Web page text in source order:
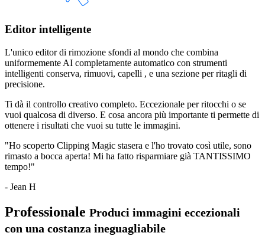
Editor intelligente
L'unico editor di rimozione sfondi al mondo che combina
uniformemente AI completamente automatico con strumenti
intelligenti conserva, rimuovi, capelli , e una sezione per ritagli di
precisione.
Ti dà il controllo creativo completo. Eccezionale per ritocchi o se
vuoi qualcosa di diverso. E cosa ancora più importante ti permette di
ottenere i risultati che vuoi su tutte le immagini.
"Ho scoperto Clipping Magic stasera e l'ho trovato così utile, sono
rimasto a bocca aperta! Mi ha fatto risparmiare già TANTISSIMO
tempo!"
- Jean H
Professionale Produci immagini eccezionali
con una costanza ineguagliabile